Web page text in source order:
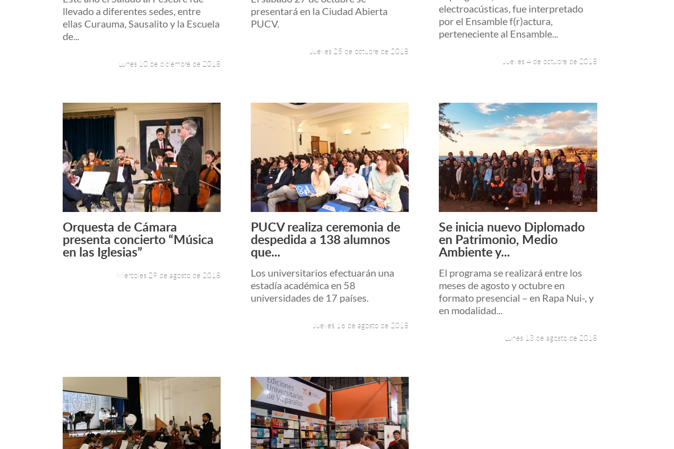
llevado a diferentes sedes, entre
ellas Curauma, Sausalito y la Escuela
de...
Lunes 10 de diciembre de 2018
presentará en la Ciudad Abierta
PUCV.
Jueves 25 de octubre de 2018
electroacústicas, fue interpretado
por el Ensamble f(r)actura,
perteneciente al Ensamble...
Jueves 4 de octubre de 2018
Leer más +
Orquesta de Cámara
presenta concierto “Música
en las Iglesias”
Miércoles 29 de agosto de 2018
Leer más +
PUCV realiza ceremonia de
despedida a 138 alumnos
que...
Los universitarios efectuarán una
estadía académica en 58
universidades de 17 países.
Jueves 16 de agosto de 2018
Leer más +
Se inicia nuevo Diplomado
en Patrimonio, Medio
Ambiente y...
El programa se realizará entre los
meses de agosto y octubre en
formato presencial – en Rapa Nui-, y
en modalidad...
Lunes 13 de agosto de 2018